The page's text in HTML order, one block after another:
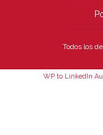
Todos los
WP to LinkedIn